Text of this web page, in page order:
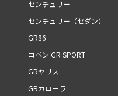
センチュリー
センチュリー（セダン）
GR86
コペン GR SPORT
GRヤリス
GRカローラ